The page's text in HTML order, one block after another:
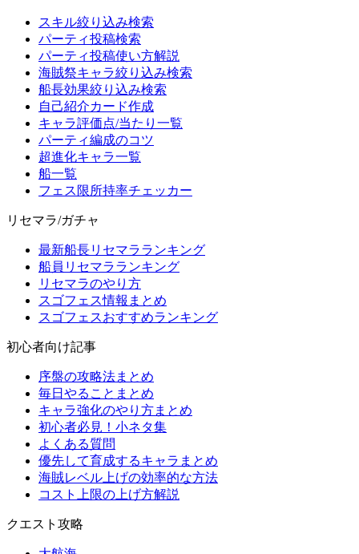
スキル絞り込み検索
パーティ投稿検索
パーティ投稿使い方解説
海賊祭キャラ絞り込み検索
船長効果絞り込み検索
自己紹介カード作成
キャラ評価点/当たり一覧
パーティ編成のコツ
超進化キャラ一覧
船一覧
フェス限所持率チェッカー
リセマラ/ガチャ
最新船長リセマラランキング
船員リセマラランキング
リセマラのやり方
スゴフェス情報まとめ
スゴフェスおすすめランキング
初心者向け記事
序盤の攻略法まとめ
毎日やることまとめ
キャラ強化のやり方まとめ
初心者必見！小ネタ集
よくある質問
優先して育成するキャラまとめ
海賊レベル上げの効率的な方法
コスト上限の上げ方解説
クエスト攻略